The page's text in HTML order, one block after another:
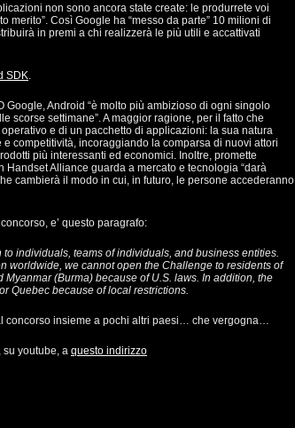
non sono ancora state create: le produrrete voi
merito”. Così Google ha “messo da parte” 10 milioni di
in premi a chi realizzerà le più utili e accattivati
SDK.
Google, Android “è molto più ambizioso di ogni singolo
scorse settimane”. A maggior ragione, per il fatto che
e di un pacchetto di applicazioni: la sua natura
competitività, incoraggiando la comparsa di nuovi attori
più interessanti ed economici. Inoltre, promette
Handset Alliance guarda a mercato e tecnologia “darà
cambierà il modo in cui, in futuro, le persone accederanno
e’ questo paragrafo:
individuals, teams of individuals, and business entities.
worldwide, we cannot open the Challenge to residents of
(Burma) because of U.S. laws. In addition, the
Quebec because of local restrictions.
concorso insieme a pochi altri paesi… che vergogna…
su youtube, a questo indirizzo